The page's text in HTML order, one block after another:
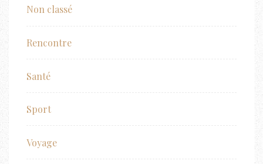
Non classé
Rencontre
Santé
Sport
Voyage